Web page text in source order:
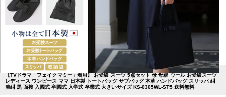
【TVドラマ「フェイクマミー」着用】 お受験 スーツ 5点セット 母 母親 ウール お受験スーツ
レディース ワンピース ママ 日本製 トートバッグ サブバッグ 本革 ハンドバッグ スリッパ 紺
濃紺 黒 面接 入園式 卒園式 入学式 卒業式 大きいサイズ KS-0305WL-ST5 送料無料